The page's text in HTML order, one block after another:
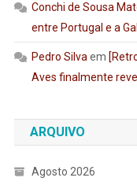
Conchi de Sousa
entre Portugal e a
Pedro Silva em
Aves finalmente
ARQUIVO
Agosto 2026